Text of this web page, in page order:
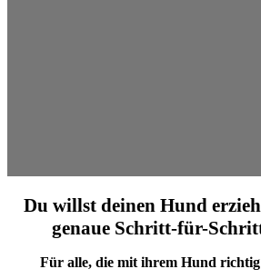
Du willst deinen Hund
genaue Schritt-für-
Für alle, die mit ihrem Hund